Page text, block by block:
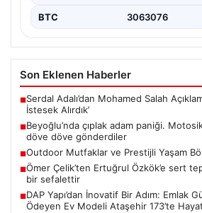
BTC 3063076
Son Eklenen Haberler
■Serdal Adalı’dan Mohamed Salah
İstesek Alırdık’
■Beyoğlu’nda çıplak adam paniği.
döve döve gönderdiler
■Outdoor Mutfaklar ve Prestijli Yaşam
■Ömer Çelik’ten Ertuğrul Özkök’e sert
bir sefalettir
■DAP Yapı’dan İnovatif Bir Adım: Emlak
Ödeyen Ev Modeli Ataşehir 173’te